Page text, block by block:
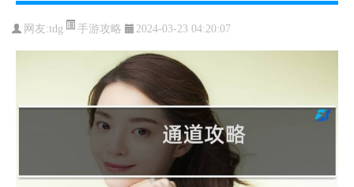
网友:tdg 手游攻略 2024-03-23 04:20:07